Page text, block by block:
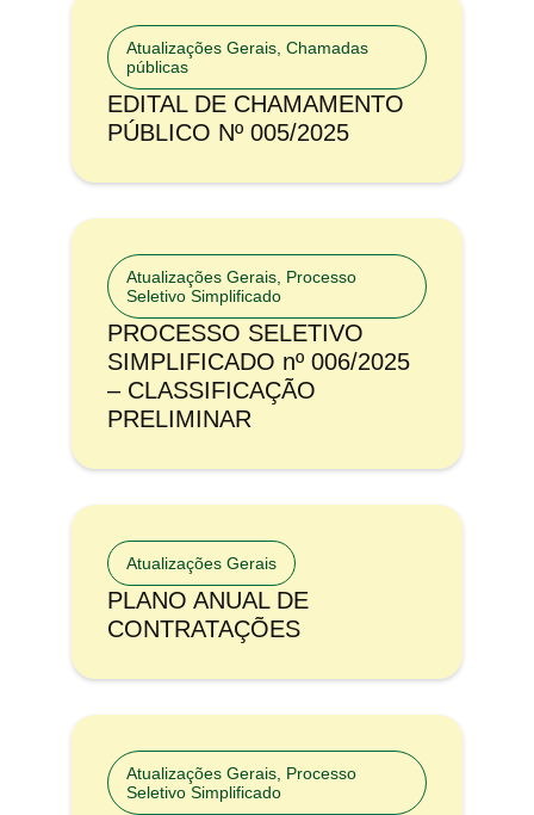
Atualizações Gerais Chamadas
públicas
EDITAL DE CHAMAMENTO
PÚBLICO Nº 005/2025
Atualizações Gerais Processo
Seletivo Simplificado
PROCESSO SELETIVO
SIMPLIFICADO nº 006/2025
– CLASSIFICAÇÃO
PRELIMINAR
Atualizações Gerais
PLANO ANUAL DE
CONTRATAÇÕES
Atualizações Gerais Processo
Seletivo Simplificado